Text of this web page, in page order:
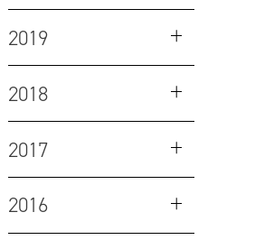
2019
2018
2017
2016